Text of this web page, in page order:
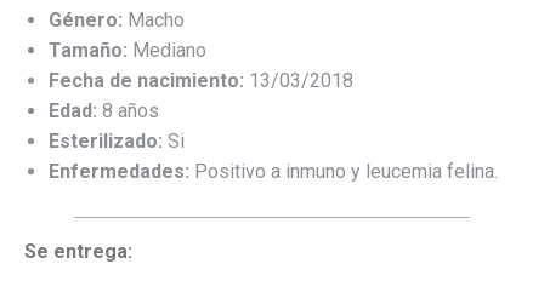
Género: Macho
Tamaño: Mediano
Fecha de nacimiento: 13/03/2018
Edad: 8 años
Esterilizado: Si
Enfermedades: Positivo a inmuno y leucemia felina.
Se entrega: